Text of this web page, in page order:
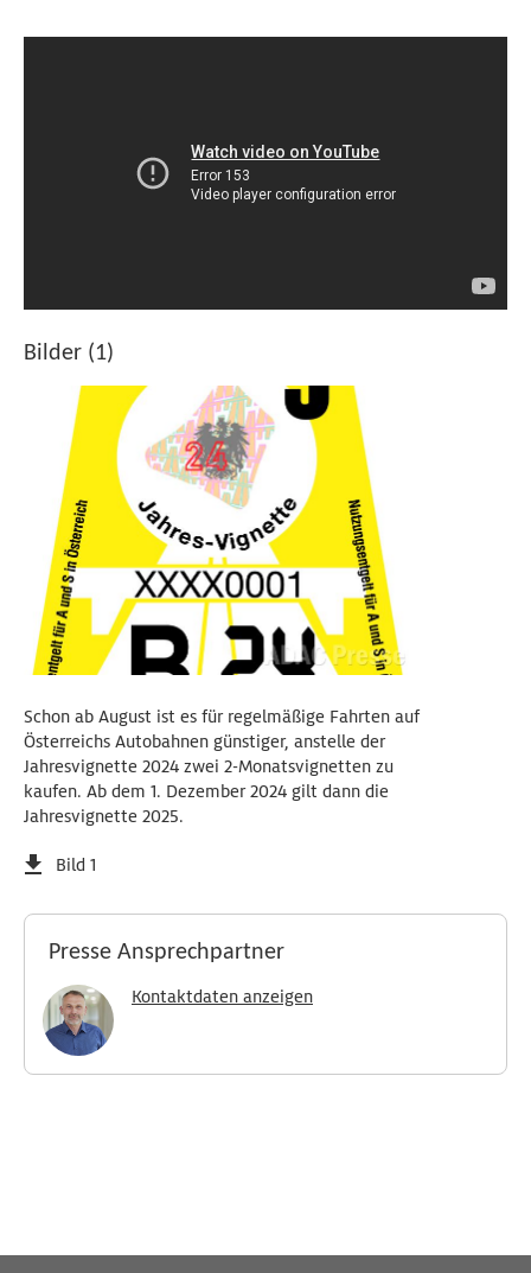
Bilder (1)
Schon ab August ist es für regelmäßige Fahrten auf
Österreichs Autobahnen günstiger, anstelle der
Jahresvignette 2024 zwei 2-Monatsvignetten zu
kaufen. Ab dem 1. Dezember 2024 gilt dann die
Jahresvignette 2025.
Bild 1
Presse Ansprechpartner
Kontaktdaten anzeigen